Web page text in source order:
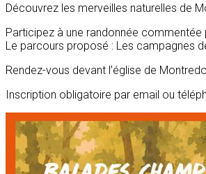
Découvrez les merveilles naturelles de
Participez à une randonnée
Le parcours proposé : Les campagnes
Rendez-vous devant l’église de
Inscription obligatoire par email ou